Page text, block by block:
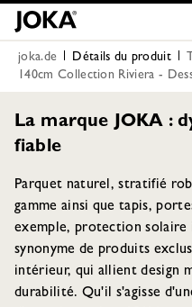
joka.de Détails du produit
140cm Collection Riviera -
La marque JOKA :
fiable
Parquet naturel, stratifié
gamme ainsi que tapis,
exemple, protection solaire
synonyme de produits
intérieur, qui allient design
durabilité. Qu'il s'agisse